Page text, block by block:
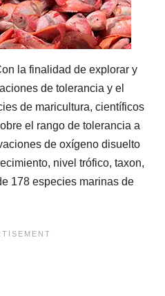
la finalidad de explorar y
de tolerancia y el
de maricultura, científicos
el rango de tolerancia a
de oxígeno disuelto
nivel trófico, taxon,
178 especies marinas de